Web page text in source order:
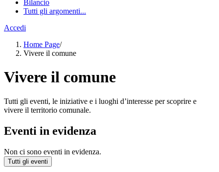
Bilancio
Tutti gli argomenti...
Accedi
Home Page/
Vivere il comune
Vivere il comune
Tutti gli eventi, le iniziative e i luoghi d’interesse per scoprire e
vivere il territorio comunale.
Eventi in evidenza
Non ci sono eventi in evidenza.
Tutti gli eventi